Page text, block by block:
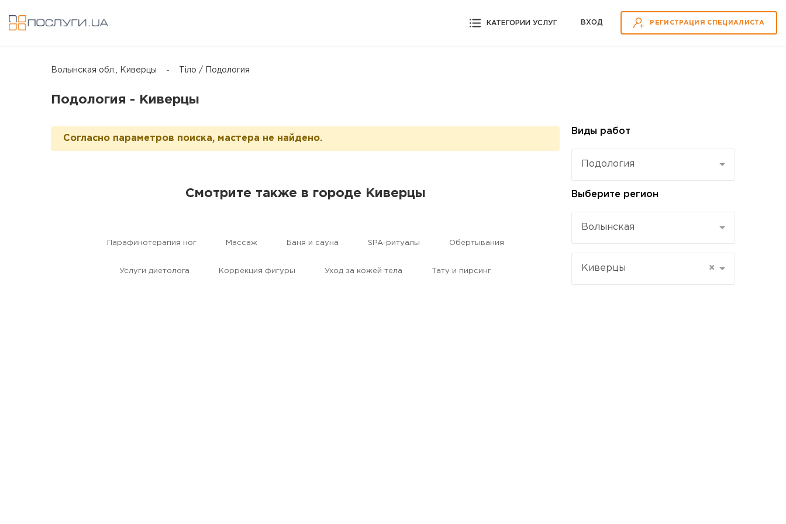
КАТЕГОРИИ УСЛУГ ВХOД РЕГИСТРАЦИЯ СПЕЦИАЛИСТА
Волынская обл., Киверцы Тіло / Подология
Подология - Киверцы
Согласно параметров поиска, мастера не найдено.
Смотрите также в городе Киверцы
Парафинотерапия ног Массаж Баня и сауна SPA-ритуалы Обертывания
Услуги диетолога Коррекция фигуры Уход за кожей тела Тату и пирсинг
Виды работ
Подология
Выберите регион
Волынская
×
Киверцы